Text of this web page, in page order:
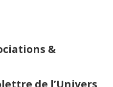
&
de l’Univers